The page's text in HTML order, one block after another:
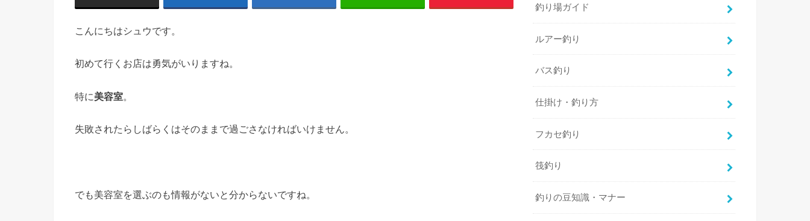
こんにちはシュウです。
初めて行くお店は勇気がいりますね。
特に美容室。
失敗されたらしばらくはそのままで過ごさなければいけません。
でも美容室を選ぶのも情報がないと分からないですね。
釣り場ガイド
ルアー釣り
バス釣り
仕掛け・釣り方
フカセ釣り
筏釣り
釣りの豆知識・マナー